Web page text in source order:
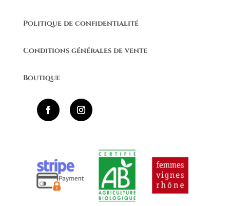
Politique de confidentialité
Conditions générales de vente
Boutique